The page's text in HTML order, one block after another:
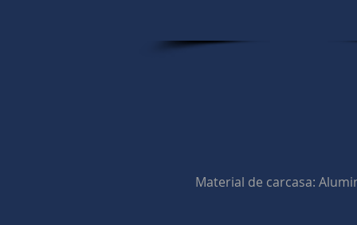
Material de carcasa: